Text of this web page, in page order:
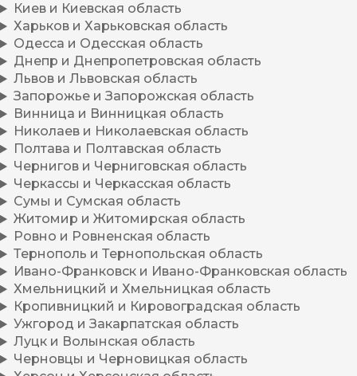
Киев и Киевская область
Харьков и Харьковская область
Одесса и Одесская область
Днепр и Днепропетровская область
Львов и Львовская область
Запорожье и Запорожская область
Винница и Винницкая область
Николаев и Николаевская область
Полтава и Полтавская область
Чернигов и Черниговская область
Черкассы и Черкасская область
Сумы и Сумская область
Житомир и Житомирская область
Ровно и Ровненская область
Тернополь и Тернопольская область
Ивано-Франковск и Ивано-Франковская область
Хмельницкий и Хмельницкая область
Кропивницкий и Кировоградская область
Ужгород и Закарпатская область
Луцк и Волынская область
Черновцы и Черновицкая область